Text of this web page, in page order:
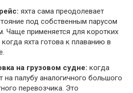
яхта сама преодолевает
под собственным парусом
Чаще применяется для коротких
яхта готова к плаванию в
на грузовом судне: когда
палубу аналогичного большого
перевозчика. Это